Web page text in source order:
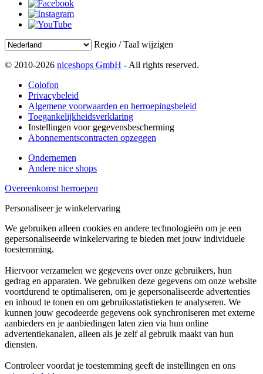
Regio / Taal wijzigen
© 2010-2026 niceshops GmbH - All rights reserved.
Colofon
Privacybeleid
Algemene voorwaarden en herroepingsbeleid
Toegankelijkheidsverklaring
Instellingen voor gegevensbescherming
Abonnementscontracten opzeggen
Ondernemen
Andere nice shops
Overeenkomst herroepen
Personaliseer je winkelervaring
We gebruiken alleen cookies en andere technologieën om je een
gepersonaliseerde winkelervaring te bieden met jouw individuele
toestemming.
Hiervoor verzamelen we gegevens over onze gebruikers, hun
gedrag en apparaten. We gebruiken deze gegevens om onze website
voortdurend te optimaliseren, om je gepersonaliseerde advertenties
en inhoud te tonen en om gebruiksstatistieken te analyseren. We
kunnen jouw gecodeerde gegevens ook synchroniseren met externe
aanbieders en je aanbiedingen laten zien via hun online
advertentiekanalen, alleen als je zelf al gebruik maakt van hun
diensten.
Controleer voordat je toestemming geeft de instellingen en ons